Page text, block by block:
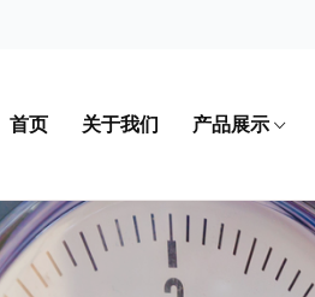
首页 关于我们 产品展示